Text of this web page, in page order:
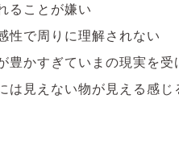
ることが嫌い
性で周りに理解されない
豊かすぎていまの現実を
は見えない物が見える感